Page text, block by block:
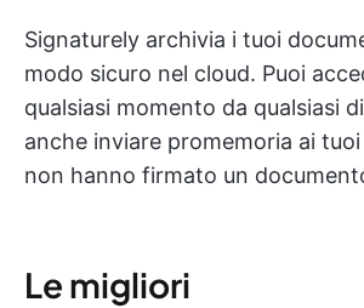
Signaturely archivia i tuoi
modo sicuro nel cloud. Puoi
qualsiasi momento da qualsiasi
anche inviare promemoria ai
non hanno firmato un
Le migliori